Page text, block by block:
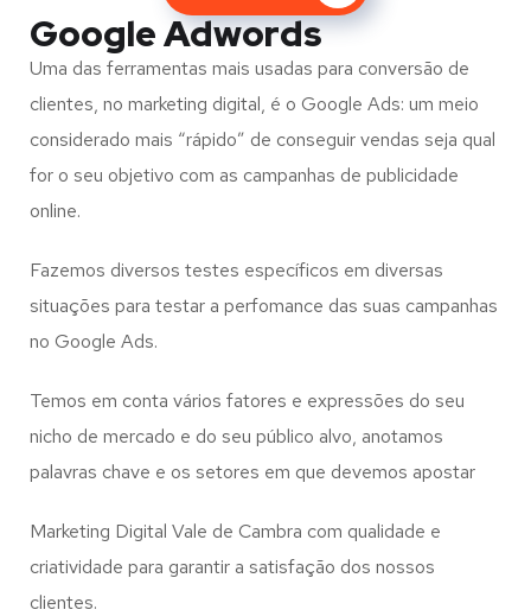
Google Adwords
Uma das ferramentas mais usadas para conversão de
clientes, no marketing digital, é o Google Ads: um meio
considerado mais “rápido” de conseguir vendas seja qual
for o seu objetivo com as campanhas de publicidade
online.
Fazemos diversos testes específicos em diversas
situações para testar a perfomance das suas campanhas
no Google Ads.
Temos em conta vários fatores e expressões do seu
nicho de mercado e do seu público alvo, anotamos
palavras chave e os setores em que devemos apostar
Marketing Digital Vale de Cambra com qualidade e
criatividade para garantir a satisfação dos nossos
clientes.